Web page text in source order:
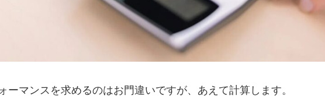
ーマンスを求めるのはお門違いですが、あえて計算します。